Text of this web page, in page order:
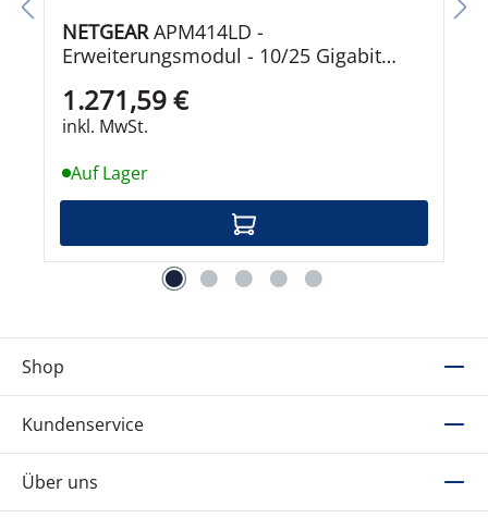
NETGEARAPM414LD -
Erweiterungsmodul - 10/25 Gigabit
1.271,59 €
inkl. MwSt.
Auf Lager
Shop
Kundenservice
Über uns